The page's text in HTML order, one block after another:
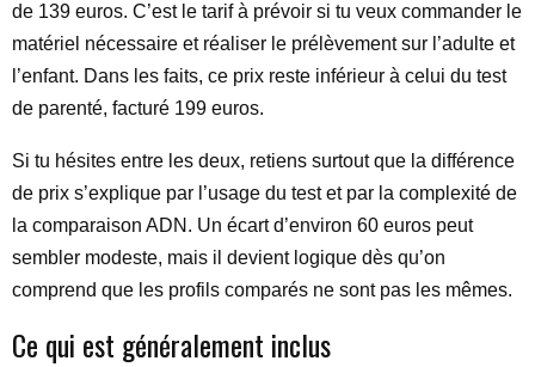
de 139 euros. C’est le tarif à prévoir si tu veux commander le
matériel nécessaire et réaliser le prélèvement sur l’adulte et
l’enfant. Dans les faits, ce prix reste inférieur à celui du test
de parenté, facturé 199 euros.
Si tu hésites entre les deux, retiens surtout que la différence
de prix s’explique par l’usage du test et par la complexité de
la comparaison ADN. Un écart d’environ 60 euros peut
sembler modeste, mais il devient logique dès qu’on
comprend que les profils comparés ne sont pas les mêmes.
Ce qui est généralement inclus